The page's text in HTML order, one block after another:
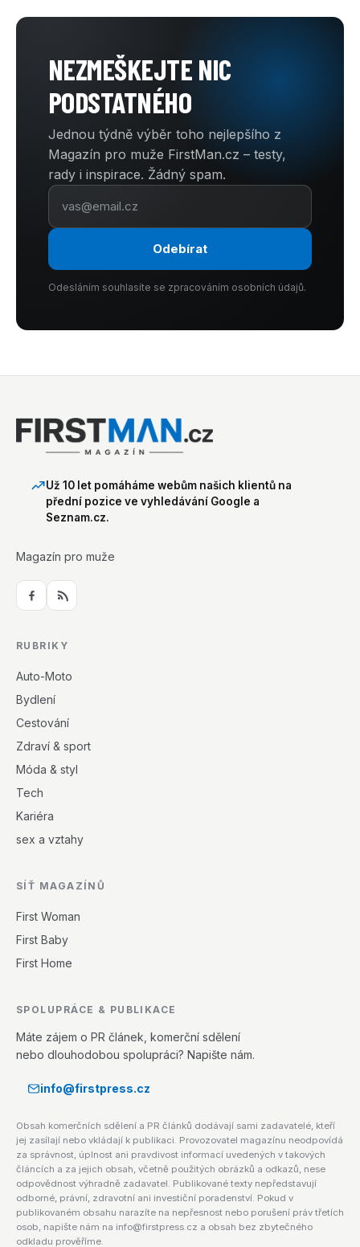
NEZMEŠKEJTE NIC
PODSTATNÉHO
Jednou týdně výběr toho nejlepšího z
Magazín pro muže FirstMan.cz – testy,
rady i inspirace. Žádný spam.
Odebírat
Odesláním souhlasíte se zpracováním osobních údajů.
Už 10 let pomáháme webům našich klientů na
přední pozice ve vyhledávání Google a
Seznam.cz.
Magazín pro muže
RUBRIKY
Auto-Moto
Bydlení
Cestování
Zdraví & sport
Móda & styl
Tech
Kariéra
sex a vztahy
SÍŤ MAGAZÍNŮ
First Woman
First Baby
First Home
SPOLUPRÁCE & PUBLIKACE
Máte zájem o PR článek, komerční sdělení
nebo dlouhodobou spolupráci? Napište nám.
info@firstpress.cz
Obsah komerčních sdělení a PR článků dodávají sami zadavatelé, kteří
jej zasílají nebo vkládají k publikaci. Provozovatel magazínu neodpovídá
za správnost, úplnost ani pravdivost informací uvedených v takových
článcích a za jejich obsah, včetně použitých obrázků a odkazů, nese
odpovědnost výhradně zadavatel. Publikované texty nepředstavují
odborné, právní, zdravotní ani investiční poradenství. Pokud v
publikovaném obsahu narazíte na nepřesnost nebo porušení práv třetích
osob, napište nám na info@firstpress.cz a obsah bez zbytečného
odkladu prověříme.